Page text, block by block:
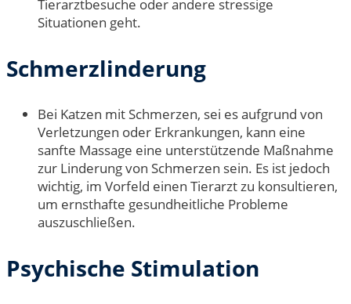
Tierarztbesuche oder andere stressige
Situationen geht.
Schmerzlinderung
Bei Katzen mit Schmerzen, sei es aufgrund von
Verletzungen oder Erkrankungen, kann eine
sanfte Massage eine unterstützende Maßnahme
zur Linderung von Schmerzen sein. Es ist jedoch
wichtig, im Vorfeld einen Tierarzt zu konsultieren,
um ernsthafte gesundheitliche Probleme
auszuschließen.
Psychische Stimulation